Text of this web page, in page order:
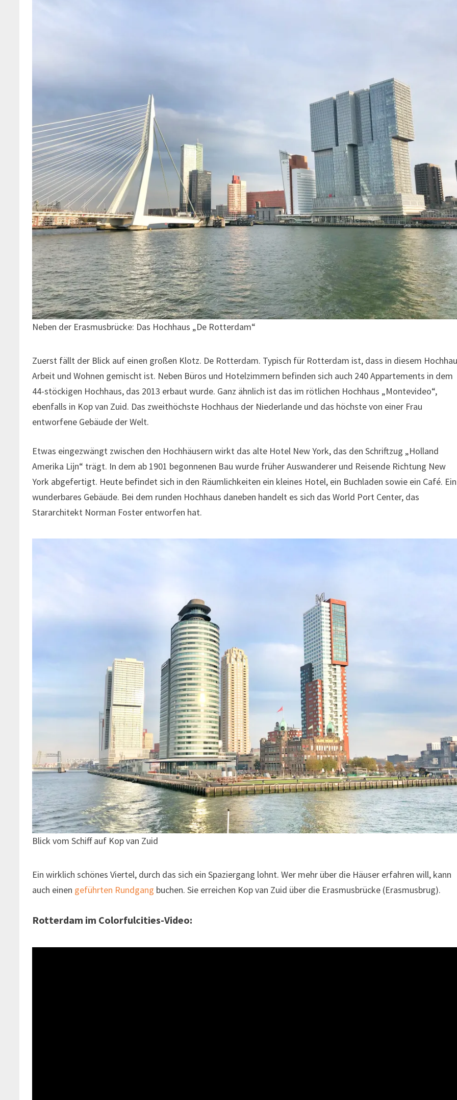
Neben der Erasmusbrücke: Das Hochhaus „De Rotterdam“
Zuerst fällt der Blick auf einen großen Klotz. De Rotterdam. Typisch für Rotterdam ist, dass in diesem
Arbeit und Wohnen gemischt ist. Neben Büros und Hotelzimmern befinden sich auch 240 Appartements in dem
44-stöckigen Hochhaus, das 2013 erbaut wurde. Ganz ähnlich ist das im rötlichen Hochhaus „Montevideo“,
ebenfalls in Kop van Zuid. Das zweithöchste Hochhaus der Niederlande und das höchste von einer Frau
entworfene Gebäude der Welt.
Etwas eingezwängt zwischen den Hochhäusern wirkt das alte Hotel New York, das den Schriftzug „Holland
Amerika Lijn“ trägt. In dem ab 1901 begonnenen Bau wurde früher Auswanderer und Reisende Richtung New
York abgefertigt. Heute befindet sich in den Räumlichkeiten ein kleines Hotel, ein Buchladen sowie ein Café. Ein
wunderbares Gebäude. Bei dem runden Hochhaus daneben handelt es sich das World Port Center, das
Stararchitekt Norman Foster entworfen hat.
Blick vom Schiff auf Kop van Zuid
Ein wirklich schönes Viertel, durch das sich ein Spaziergang lohnt. Wer mehr über die Häuser erfahren will, kann
auch einen geführten Rundgang buchen. Sie erreichen Kop van Zuid über die Erasmusbrücke (Erasmusbrug).
Rotterdam im Colorfulcities-Video: